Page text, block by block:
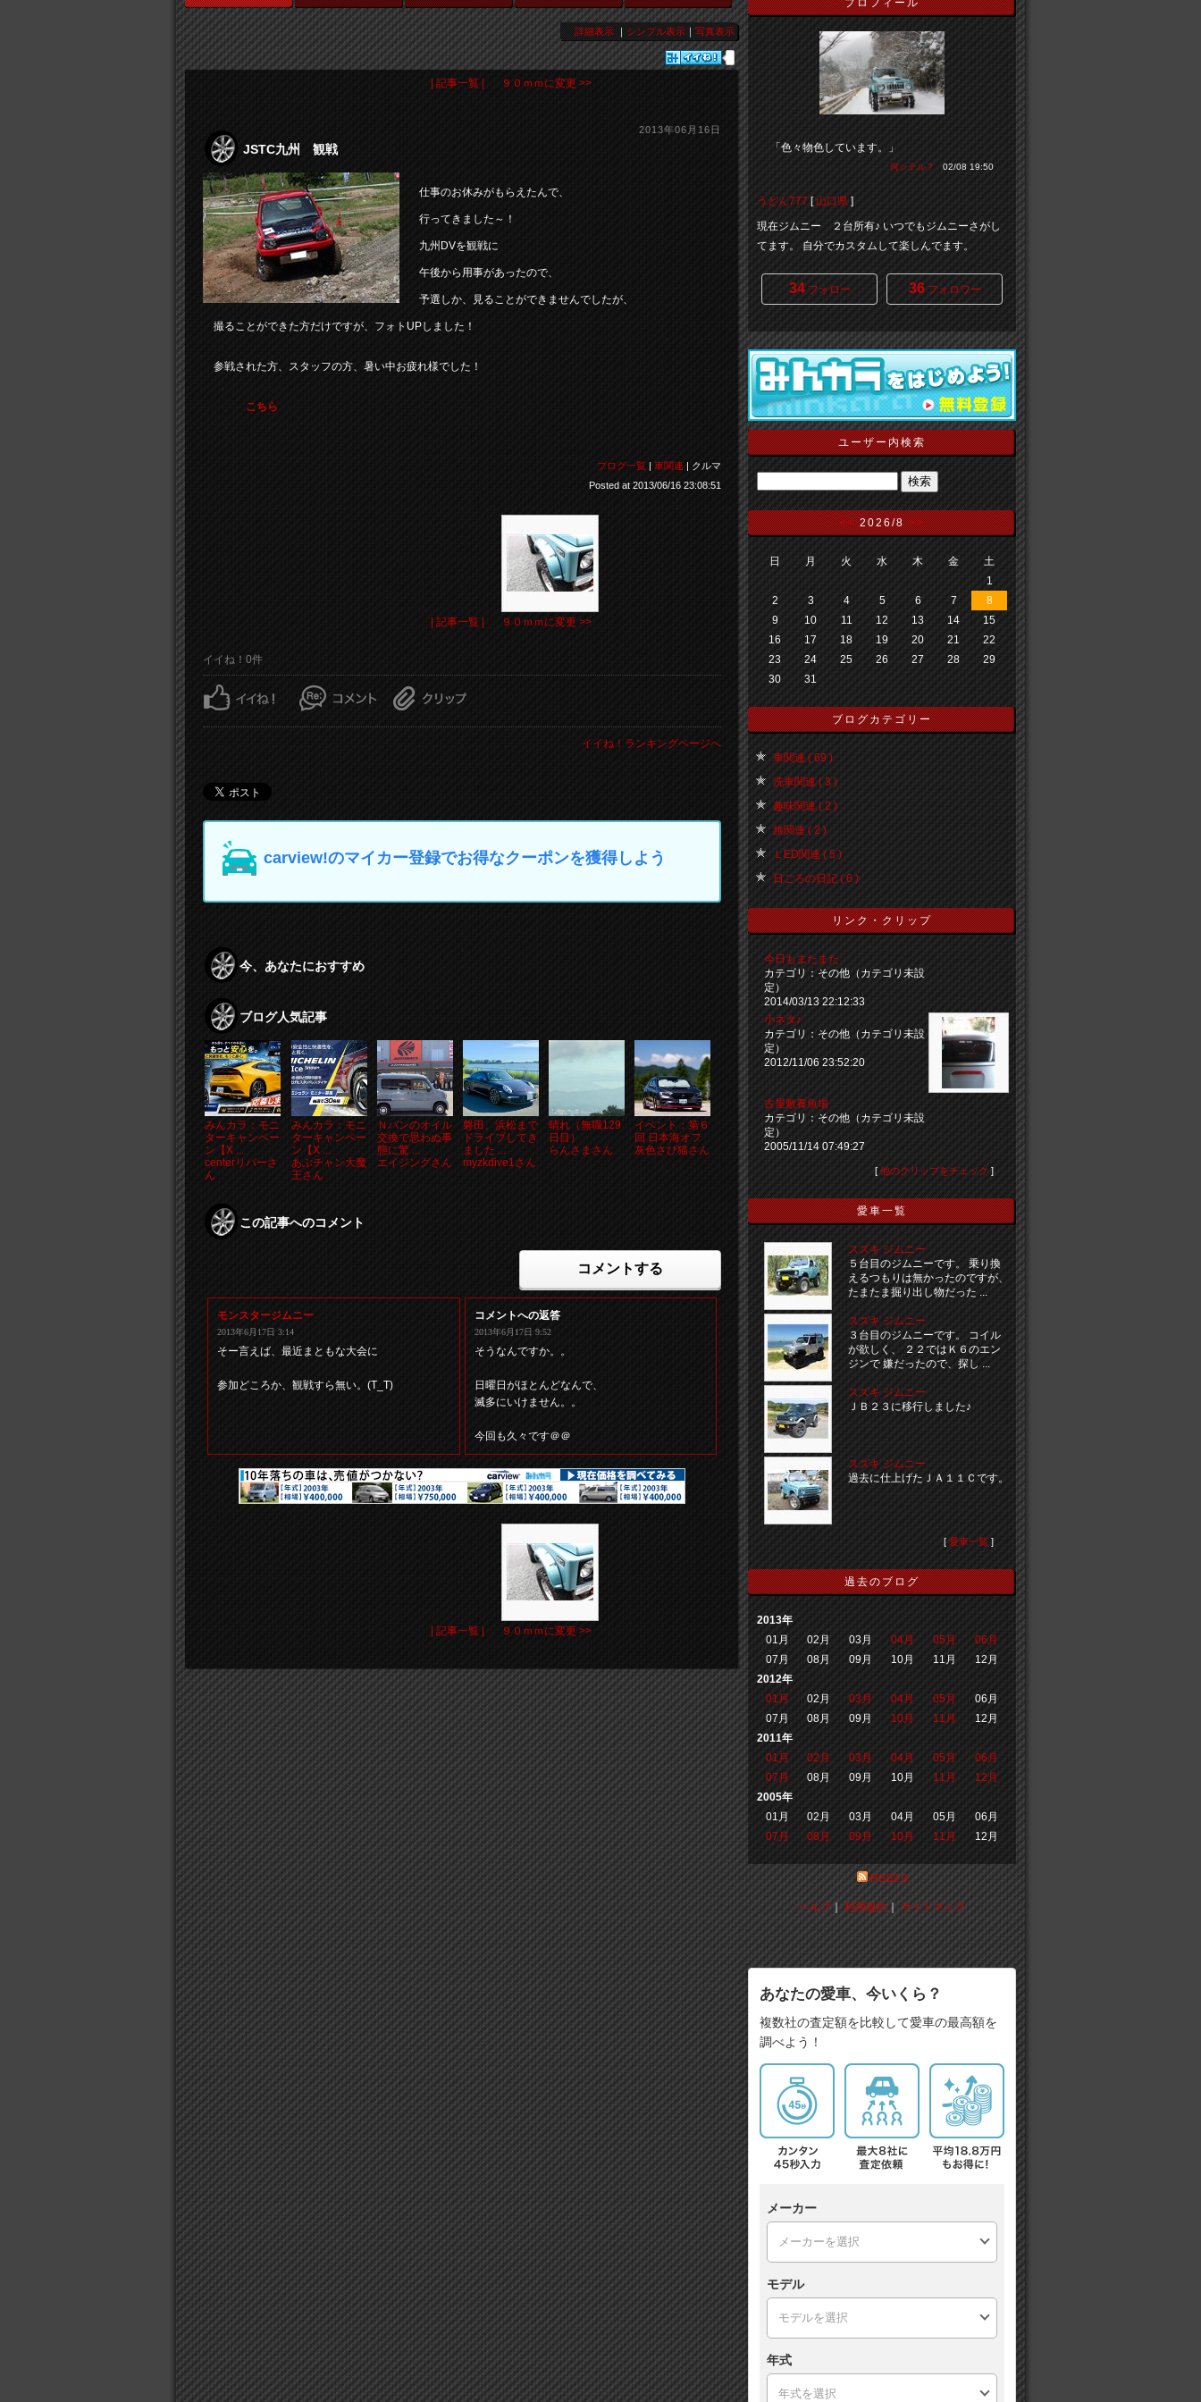
詳細表示 ｜ シンプル表示 ｜ 写真表示
| 記事一覧 | ９０ｍｍに変更 >>
2013年06月16日
JSTC九州 観戦
仕事のお休みがもらえたんで、
行ってきました～！
九州DVを観戦に
午後から用事があったので、
予選しか、見ることができませんでしたが、
撮ることができた方だけですが、フォトUPしました！
参戦された方、スタッフの方、暑い中お疲れ様でした！
こちら
ブログ一覧 | 車関連 | クルマ
Posted at 2013/06/16 23:08:51
| 記事一覧 | ９０ｍｍに変更 >>
イイね！0件
イイね！ランキングページへ
carview!のマイカー登録でお得なクーポンを獲得しよう
今、あなたにおすすめ
ブログ人気記事
みんカラ：モニ
ターキャンペー
ン【X ...
centerリバーさ
ん
みんカラ：モニ
ターキャンペー
ン【X ...
あぶチャン大魔
王さん
Ｎバンのオイル
交換で思わぬ事
態に驚 ...
エイジングさん
磐田、浜松まで
ドライブしてき
ました ...
myzkdive1さん
晴れ（無職129
日目）
らんさまさん
イベント：第６
回 日本海オフ
灰色さび猫さん
この記事へのコメント
コメントする
モンスタージムニー
2013年6月17日 3:14
そー言えば、最近まともな大会に
参加どころか、観戦すら無い。(T_T)
コメントへの返答
2013年6月17日 9:52
そうなんですか。。
日曜日がほとんどなんで、
滅多にいけません。。
今回も久々です＠＠
| 記事一覧 | ９０ｍｍに変更 >>
プロフィール
「色々物色しています。」
何シテル？ 02/08 19:50
うどん777 [ 山口県 ]
現在ジムニー ２台所有♪ いつでもジムニーさがし
てます。 自分でカスタムして楽しんでます。
34フォロー 36フォロワー
ユーザー内検索
<<2026/8>>
日 月 火 水 木 金
土
1
2
3 4 5 6 7
8
9
10 11 12 13 14
15
16
17 18 19 20 21
22
23
24 25 26 27 28
29
30
31
ブログカテゴリー
車関連 ( 69 )
洗車関連 ( 3 )
趣味関連 ( 2 )
旅関連 ( 2 )
ＬED関連 ( 5 )
日ごろの日記 ( 6 )
リンク・クリップ
今日もまたまた
カテゴリ：その他（カテゴリ未設
定）
2014/03/13 22:12:33
小ネタ♪
カテゴリ：その他（カテゴリ未設
定）
2012/11/06 23:52:20
古屋敷養魚場
カテゴリ：その他（カテゴリ未設
定）
2005/11/14 07:49:27
[ 他のクリップをチェック ]
愛車一覧
スズキ ジムニー
５台目のジムニーです。 乗り換
えるつもりは無かったのですが、
たまたま掘り出し物だった ...
スズキ ジムニー
３台目のジムニーです。 コイル
が欲しく、 ２２ではＫ６のエン
ジンで 嫌だったので、探し ...
スズキ ジムニー
ＪＢ２３に移行しました♪
スズキ ジムニー
過去に仕上げたＪＡ１１Ｃです。
[ 愛車一覧 ]
過去のブログ
2013年
01月
02月 03月 04月 05月
06月
07月
08月 09月 10月 11月
12月
2012年
01月
02月 03月 04月 05月
06月
07月
08月 09月 10月 11月
12月
2011年
01月
02月 03月 04月 05月
06月
07月
08月 09月 10月 11月
12月
2005年
01月
02月 03月 04月 05月
06月
07月
08月 09月 10月 11月 12月
RSS2.0
ヘルプ｜利用規約｜サイトマップ
あなたの愛車、今いくら？
複数社の査定額を比較して愛車の最高額を
調べよう！
メーカー
モデル
年式